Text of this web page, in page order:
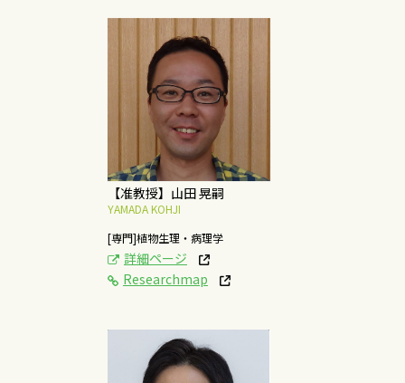
[研究テーマ]
植物・病原体間相互作
用に関する研究
概要はこちら
【准教授】山田 晃嗣
YAMADA KOHJI
[専門]植物生理・病理学
詳細ページ
Researchmap
[研究テーマ]